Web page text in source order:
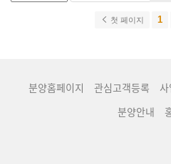
첫 페이지 1
분양홈페이지 관심고객등록
분양안내